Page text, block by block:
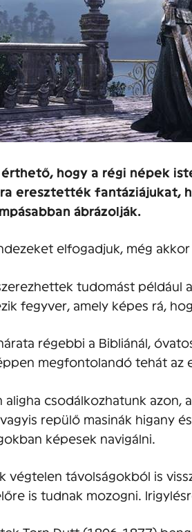
hogy a régi népek
eresztették fantáziájukat,
ábrázolják.
elfogadjuk, még
tudomást például
fegyver, amely képes rá,
régebbi a Bibliánál,
megfontolandó tehát az
aligha csodálkozhatunk azon,
repülő masinák higany
képesek navigálni.
végtelen távolságokból is
is tudnak mozogni.